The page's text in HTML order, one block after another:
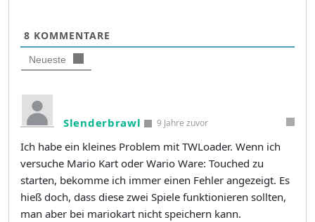
8 KOMMENTARE
Neueste
Slenderbrawl 9 Jahre zuvor
Ich habe ein kleines Problem mit TWLoader. Wenn ich
versuche Mario Kart oder Wario Ware: Touched zu
starten, bekomme ich immer einen Fehler angezeigt. Es
hieß doch, dass diese zwei Spiele funktionieren sollten,
man aber bei mariokart nicht speichern kann.